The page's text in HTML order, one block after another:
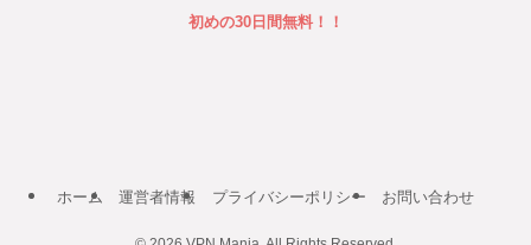
初めの30日間無料！！
ホーム 運営者情報 プライバシーポリシー お問い合わせ